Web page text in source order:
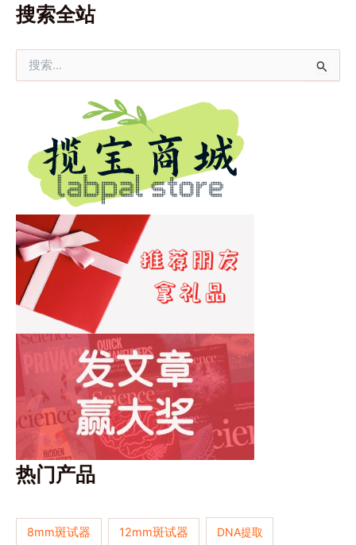
搜索全站
热门产品
8mm斑试器 12mm斑试器 DNA提取